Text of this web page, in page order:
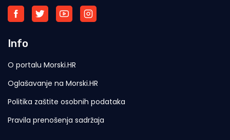
Info
O portalu Morski.HR
Oglašavanje na Morski.HR
Politika zaštite osobnih podataka
Pravila prenošenja sadržaja